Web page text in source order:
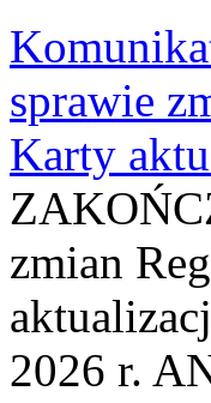
sprawie
Karty
zmian
2026 r.